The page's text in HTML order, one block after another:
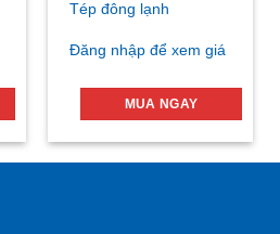
Tép đông lạnh
Đăng nhập để xem giá
MUA NGAY